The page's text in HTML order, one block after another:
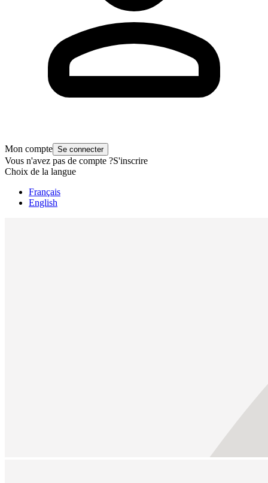
Mon compte Se connecter
Vous n'avez pas de compte ?S'inscrire
Choix de la langue
Français
English